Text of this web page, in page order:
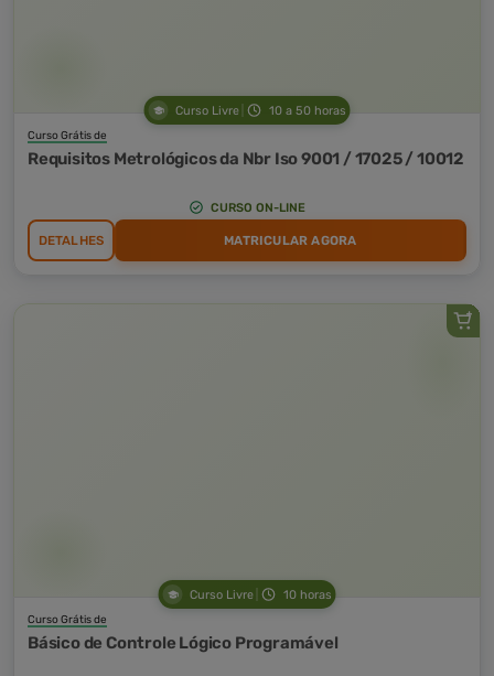
Curso Livre 10 a 50 horas
Curso Grátis de
Requisitos Metrológicos da Nbr Iso 9001 / 17025 / 10012
CURSO ON-LINE
DETALHES MATRICULAR AGORA
Curso Livre 10 horas
Curso Grátis de
Básico de Controle Lógico Programável